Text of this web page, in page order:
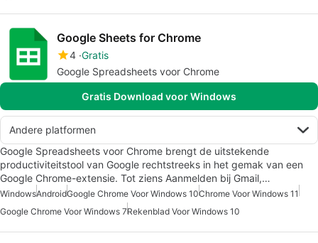
Google Sheets for Chrome
4 Gratis
Google Spreadsheets voor Chrome
Gratis Download voor Windows
Andere platformen
Google Spreadsheets voor Chrome brengt de uitstekende
productiviteitstool van Google rechtstreeks in het gemak van een
Google Chrome-extensie. Tot ziens Aanmelden bij Gmail,…
WindowsAndroidGoogle Chrome Voor Windows 10Chrome Voor Windows 11
Google Chrome Voor Windows 7Rekenblad Voor Windows 10